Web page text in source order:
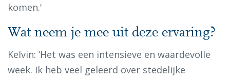
komen.'
Wat neem je mee uit deze ervaring?
Kelvin: ‘Het was een intensieve en waardevolle
week. Ik heb veel geleerd over stedelijke